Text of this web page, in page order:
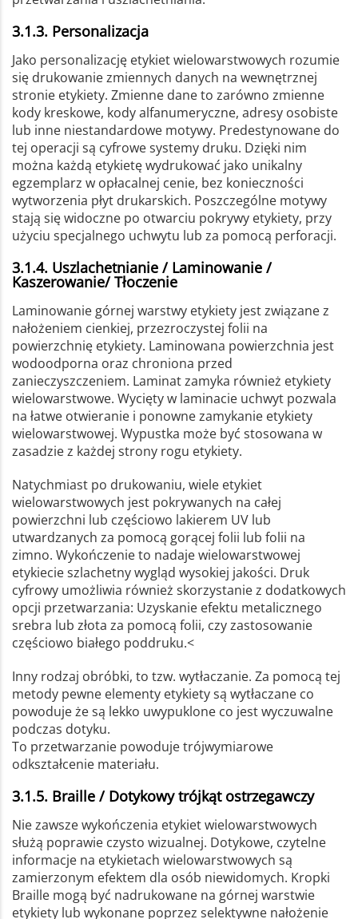
3.1.3. Personalizacja
Jako personalizację etykiet wielowarstwowych rozumie
się drukowanie zmiennych danych na wewnętrznej
stronie etykiety. Zmienne dane to zarówno zmienne
kody kreskowe, kody alfanumeryczne, adresy osobiste
lub inne niestandardowe motywy. Predestynowane do
tej operacji są cyfrowe systemy druku. Dzięki nim
można każdą etykietę wydrukować jako unikalny
egzemplarz w opłacalnej cenie, bez konieczności
wytworzenia płyt drukarskich. Poszczególne motywy
stają się widoczne po otwarciu pokrywy etykiety, przy
użyciu specjalnego uchwytu lub za pomocą perforacji.
3.1.4. Uszlachetnianie / Laminowanie /
Kaszerowanie/ Tłoczenie
Laminowanie górnej warstwy etykiety jest związane z
nałożeniem cienkiej, przezroczystej folii na
powierzchnię etykiety. Laminowana powierzchnia jest
wodoodporna oraz chroniona przed
zanieczyszczeniem. Laminat zamyka również etykiety
wielowarstwowe. Wycięty w laminacie uchwyt pozwala
na łatwe otwieranie i ponowne zamykanie etykiety
wielowarstwowej. Wypustka może być stosowana w
zasadzie z każdej strony rogu etykiety.
Natychmiast po drukowaniu, wiele etykiet
wielowarstwowych jest pokrywanych na całej
powierzchni lub częściowo lakierem UV lub
utwardzanych za pomocą gorącej folii lub folii na
zimno. Wykończenie to nadaje wielowarstwowej
etykiecie szlachetny wygląd wysokiej jakości. Druk
cyfrowy umożliwia również skorzystanie z dodatkowych
opcji przetwarzania: Uzyskanie efektu metalicznego
srebra lub złota za pomocą folii, czy zastosowanie
częściowo białego poddruku.<
Inny rodzaj obróbki, to tzw. wytłaczanie. Za pomocą tej
metody pewne elementy etykiety są wytłaczane co
powoduje że są lekko uwypuklone co jest wyczuwalne
podczas dotyku.
To przetwarzanie powoduje trójwymiarowe
odkształcenie materiału.
3.1.5. Braille / Dotykowy trójkąt ostrzegawczy
Nie zawsze wykończenia etykiet wielowarstwowych
służą poprawie czysto wizualnej. Dotykowe, czytelne
informacje na etykietach wielowarstwowych są
zamierzonym efektem dla osób niewidomych. Kropki
Braille mogą być nadrukowane na górnej warstwie
etykiety lub wykonane poprzez selektywne nałożenie